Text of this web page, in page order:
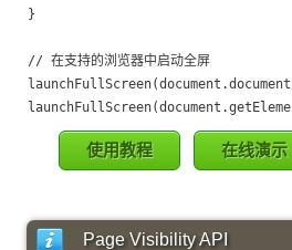
}
// 在支持的浏览器中启动全屏
使用教程 在线演示
Page Visibility API